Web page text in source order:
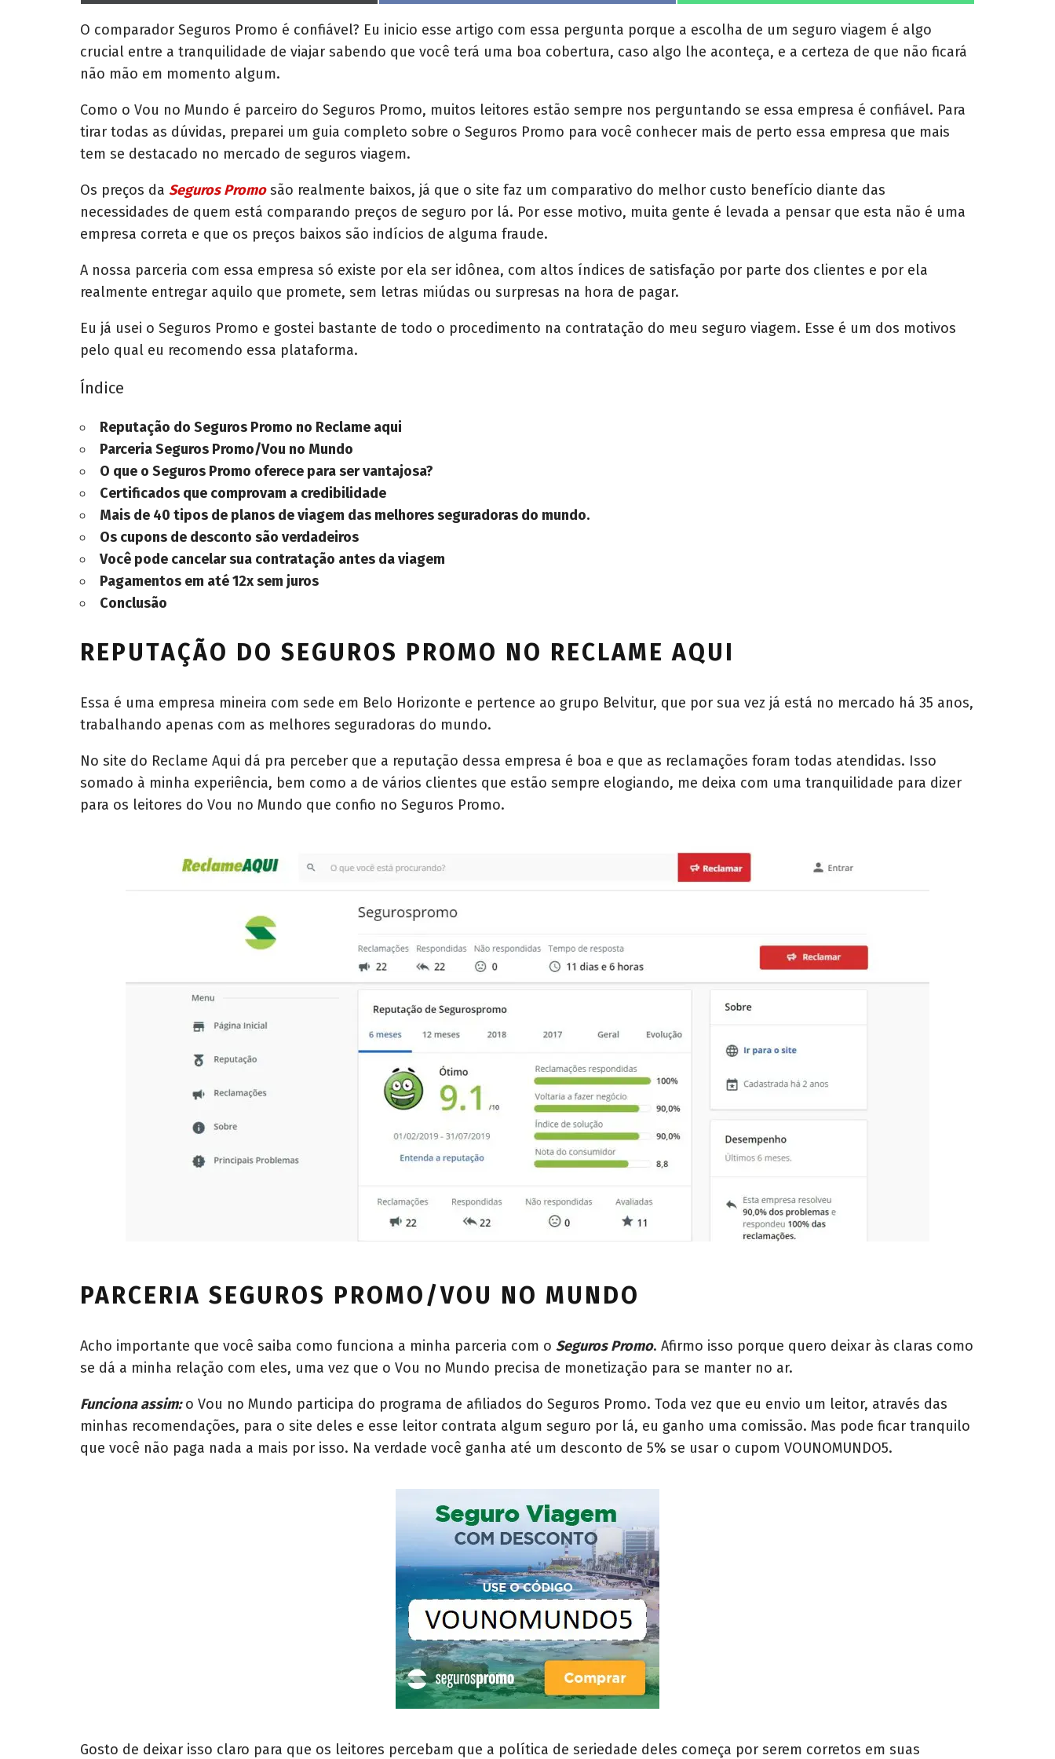
r
o
n
r
o
r
e
o
O comparador Seguros Promo é confiável? Eu inicio esse artigo com essa pergunta porque a escolha de um seguro viagem é algo
crucial entre a tranquilidade de viajar sabendo que você terá uma boa cobertura, caso algo lhe aconteça, e a certeza de que não ficará
não mão em momento algum.
Como o Vou no Mundo é parceiro do Seguros Promo, muitos leitores estão sempre nos perguntando se essa empresa é confiável. Para
tirar todas as dúvidas, preparei um guia completo sobre o Seguros Promo para você conhecer mais de perto essa empresa que mais
tem se destacado no mercado de seguros viagem.
Os preços da Seguros Promosão realmente baixos, já que o site faz um comparativo do melhor custo benefício diante das
necessidades de quem está comparando preços de seguro por lá. Por esse motivo, muita gente é levada a pensar que esta não é uma
empresa correta e que os preços baixos são indícios de alguma fraude.
A nossa parceria com essa empresa só existe por ela ser idônea, com altos índices de satisfação por parte dos clientes e por ela
realmente entregar aquilo que promete, sem letras miúdas ou surpresas na hora de pagar.
Eu já usei o Seguros Promo e gostei bastante de todo o procedimento na contratação do meu seguro viagem. Esse é um dos motivos
pelo qual eu recomendo essa plataforma.
Índice
Reputação do Seguros Promo no Reclame aqui
Parceria Seguros Promo/Vou no Mundo
O que o Seguros Promo oferece para ser vantajosa?
Certificados que comprovam a credibilidade
Mais de 40 tipos de planos de viagem das melhores seguradoras do mundo.
Os cupons de desconto são verdadeiros
Você pode cancelar sua contratação antes da viagem
Pagamentos em até 12x sem juros
Conclusão
REPUTAÇÃO DO SEGUROS PROMO NO RECLAME AQUI
Essa é uma empresa mineira com sede em Belo Horizonte e pertence ao grupo Belvitur, que por sua vez já está no mercado há 35 anos,
trabalhando apenas com as melhores seguradoras do mundo.
No site do Reclame Aqui dá pra perceber que a reputação dessa empresa é boa e que as reclamações foram todas atendidas. Isso
somado à minha experiência, bem como a de vários clientes que estão sempre elogiando, me deixa com uma tranquilidade para dizer
para os leitores do Vou no Mundo que confio no Seguros Promo.
PARCERIA SEGUROS PROMO/VOU NO MUNDO
Acho importante que você saiba como funciona a minha parceria com o Seguros Promo. Afirmo isso porque quero deixar às claras como
se dá a minha relação com eles, uma vez que o Vou no Mundo precisa de monetização para se manter no ar.
Funciona assim:o Vou no Mundo participa do programa de afiliados do Seguros Promo. Toda vez que eu envio um leitor, através das
minhas recomendações, para o site deles e esse leitor contrata algum seguro por lá, eu ganho uma comissão. Mas pode ficar tranquilo
que você não paga nada a mais por isso. Na verdade você ganha até um desconto de 5% se usar o cupom VOUNOMUNDO5.
Gosto de deixar isso claro para que os leitores percebam que a política de seriedade deles começa por serem corretos em suas